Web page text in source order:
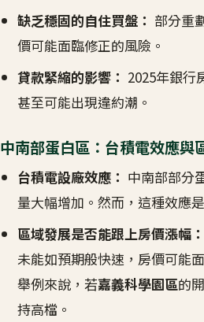
缺乏穩固的自住買盤： 部分重
價可能面臨修正的風險 。
貸款緊縮的影響： 2025年銀行
甚至可能出現違約潮 。
中南部蛋白區：台積電效應與
台積電設廠效應： 中南部部分
量大幅增加 。然而，這種效應
區域發展是否能跟上房價漲幅：
未能如預期般快速，房價可能
舉例來說，若嘉義科學園區的
持高檔 。